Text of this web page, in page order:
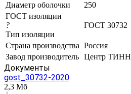
Диаметр оболочки
250
ГОСТ изоляции
?
Тип изоляции
ГОСТ 30732
Страна производства Россия
Завод производитель Центр ТИНН
Документы
gost_30732-2020
2,3 Мб